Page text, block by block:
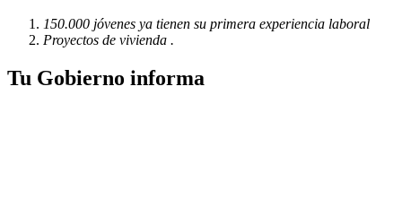
150.000 jóvenes ya tienen su primera experiencia laboral
Proyectos de vivienda .
Tu Gobierno informa